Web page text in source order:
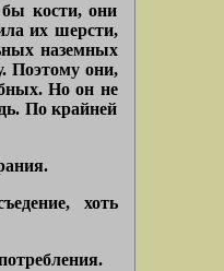
бы кости, они
их шерсти,
наземных
Поэтому они,
Но он не
По крайней
хоть